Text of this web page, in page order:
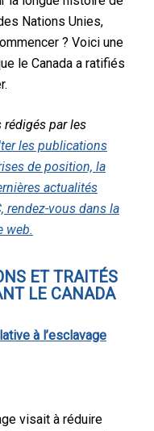
Nations Unies,
? Voici une
le Canada a ratifiés
par les
les publications
de position, la
actualités
rendez-vous dans la
web.
ET TRAITÉS
LE CANADA
à l’esclavage
visait à réduire